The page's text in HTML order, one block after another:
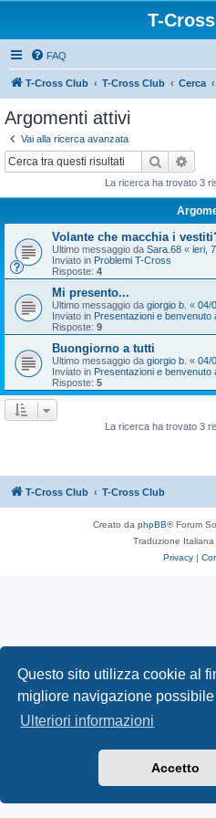
Questo sito utilizza cookie al
migliore navigazione possibile
Ulteriori informazioni
Accetto
T-
FAQ
T-Cross Club T-Cross Club Cerca
Argomenti attivi
Vai alla ricerca avanzata
Cerca
La ricerca ha trovato 3
Volante che macchia i
Ultimo messaggio da Sara.68 « ieri,
Inviato in Problemi T-Cross
Risposte: 4
Mi presento...
Ultimo messaggio da giorgio b. « 04/
Inviato in Presentazioni e benvenuto
Risposte: 9
Buongiorno a tutti
Ultimo messaggio da giorgio b. « 04/
Inviato in Presentazioni e benvenuto
Risposte: 5
La ricerca ha trovato 3
T-Cross Club T-Cross Club
Creato da phpBB® Forum
Traduzione Italiana
Privacy |